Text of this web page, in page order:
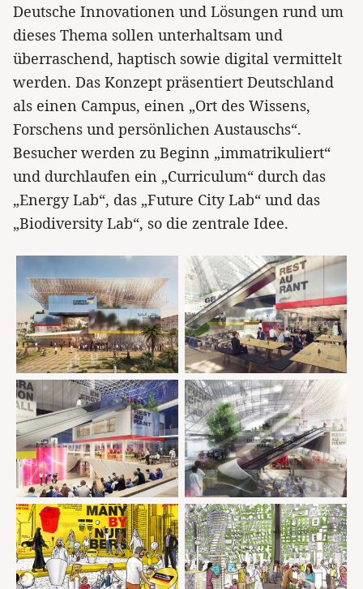
Deutsche Innovationen und Lösungen rund um
dieses Thema sollen unterhaltsam und
überraschend, haptisch sowie digital vermittelt
werden. Das Konzept präsentiert Deutschland
als einen Campus, einen „Ort des Wissens,
Forschens und persönlichen Austauschs“.
Besucher werden zu Beginn „immatrikuliert“
und durchlaufen ein „Curriculum“ durch das
„Energy Lab“, das „Future City Lab“ und das
„Biodiversity Lab“, so die zentrale Idee.